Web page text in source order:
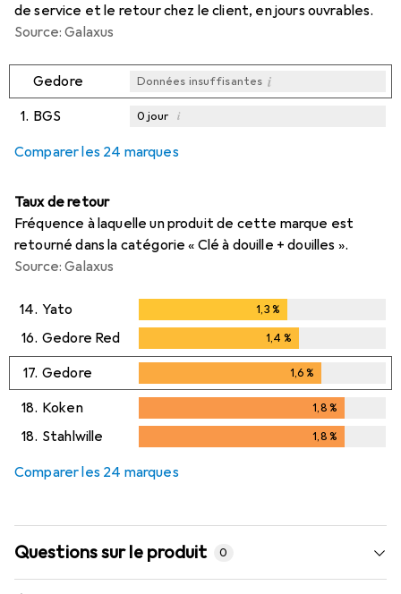
de service et le retour chez le client, en jours ouvrables.
Source: Galaxus
Gedore Données insuffisantes i
1. BGS 0 jour i
Comparer les 24 marques
Taux de retour
Fréquence à laquelle un produit de cette marque est
retourné dans la catégorie « Clé à douille + douilles ».
Source: Galaxus
14. Yato 1,3%
16. Gedore Red 1,4 %
17. Gedore 1,6%
18. Koken 1,8%
18. Stahlwille 1,8%
Comparer les 24 marques
Questions sur le produit 0